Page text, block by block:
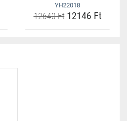
YH22018
12640 Ft12146 Ft